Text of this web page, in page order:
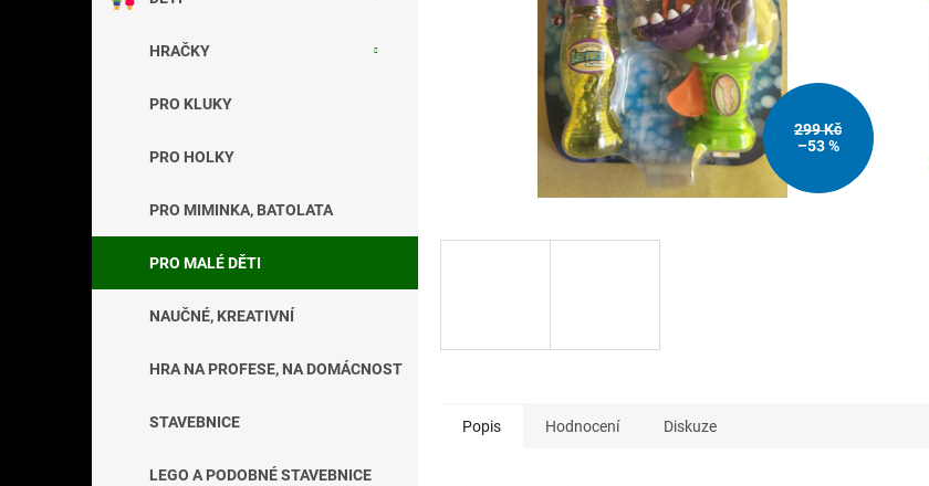
HRAČKY
PRO KLUKY
PRO HOLKY
PRO MIMINKA, BATOLATA
PRO MALÉ DĚTI
NAUČNÉ, KREATIVNÍ
HRA NA PROFESE, NA DOMÁCNOST
STAVEBNICE
LEGO A PODOBNÉ STAVEBNICE
299 Kč
–53 %
Popis Hodnocení Diskuze